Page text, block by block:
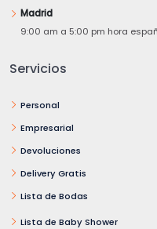
Madrid
9:00 am a 5:00 pm hora
Servicios
Personal
Empresarial
Devoluciones
Delivery Gratis
Lista de Bodas
Lista de Baby Shower